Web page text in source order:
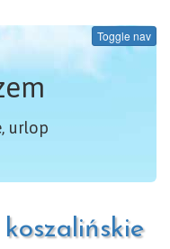
Toggle nav
urlop